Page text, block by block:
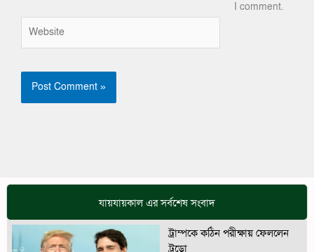
I comment.
যায়যায়কাল এর সর্বশেষ সংবাদ
ট্রাম্পকে কঠিন পরীক্ষায় ফেললেন
ট্রুডো